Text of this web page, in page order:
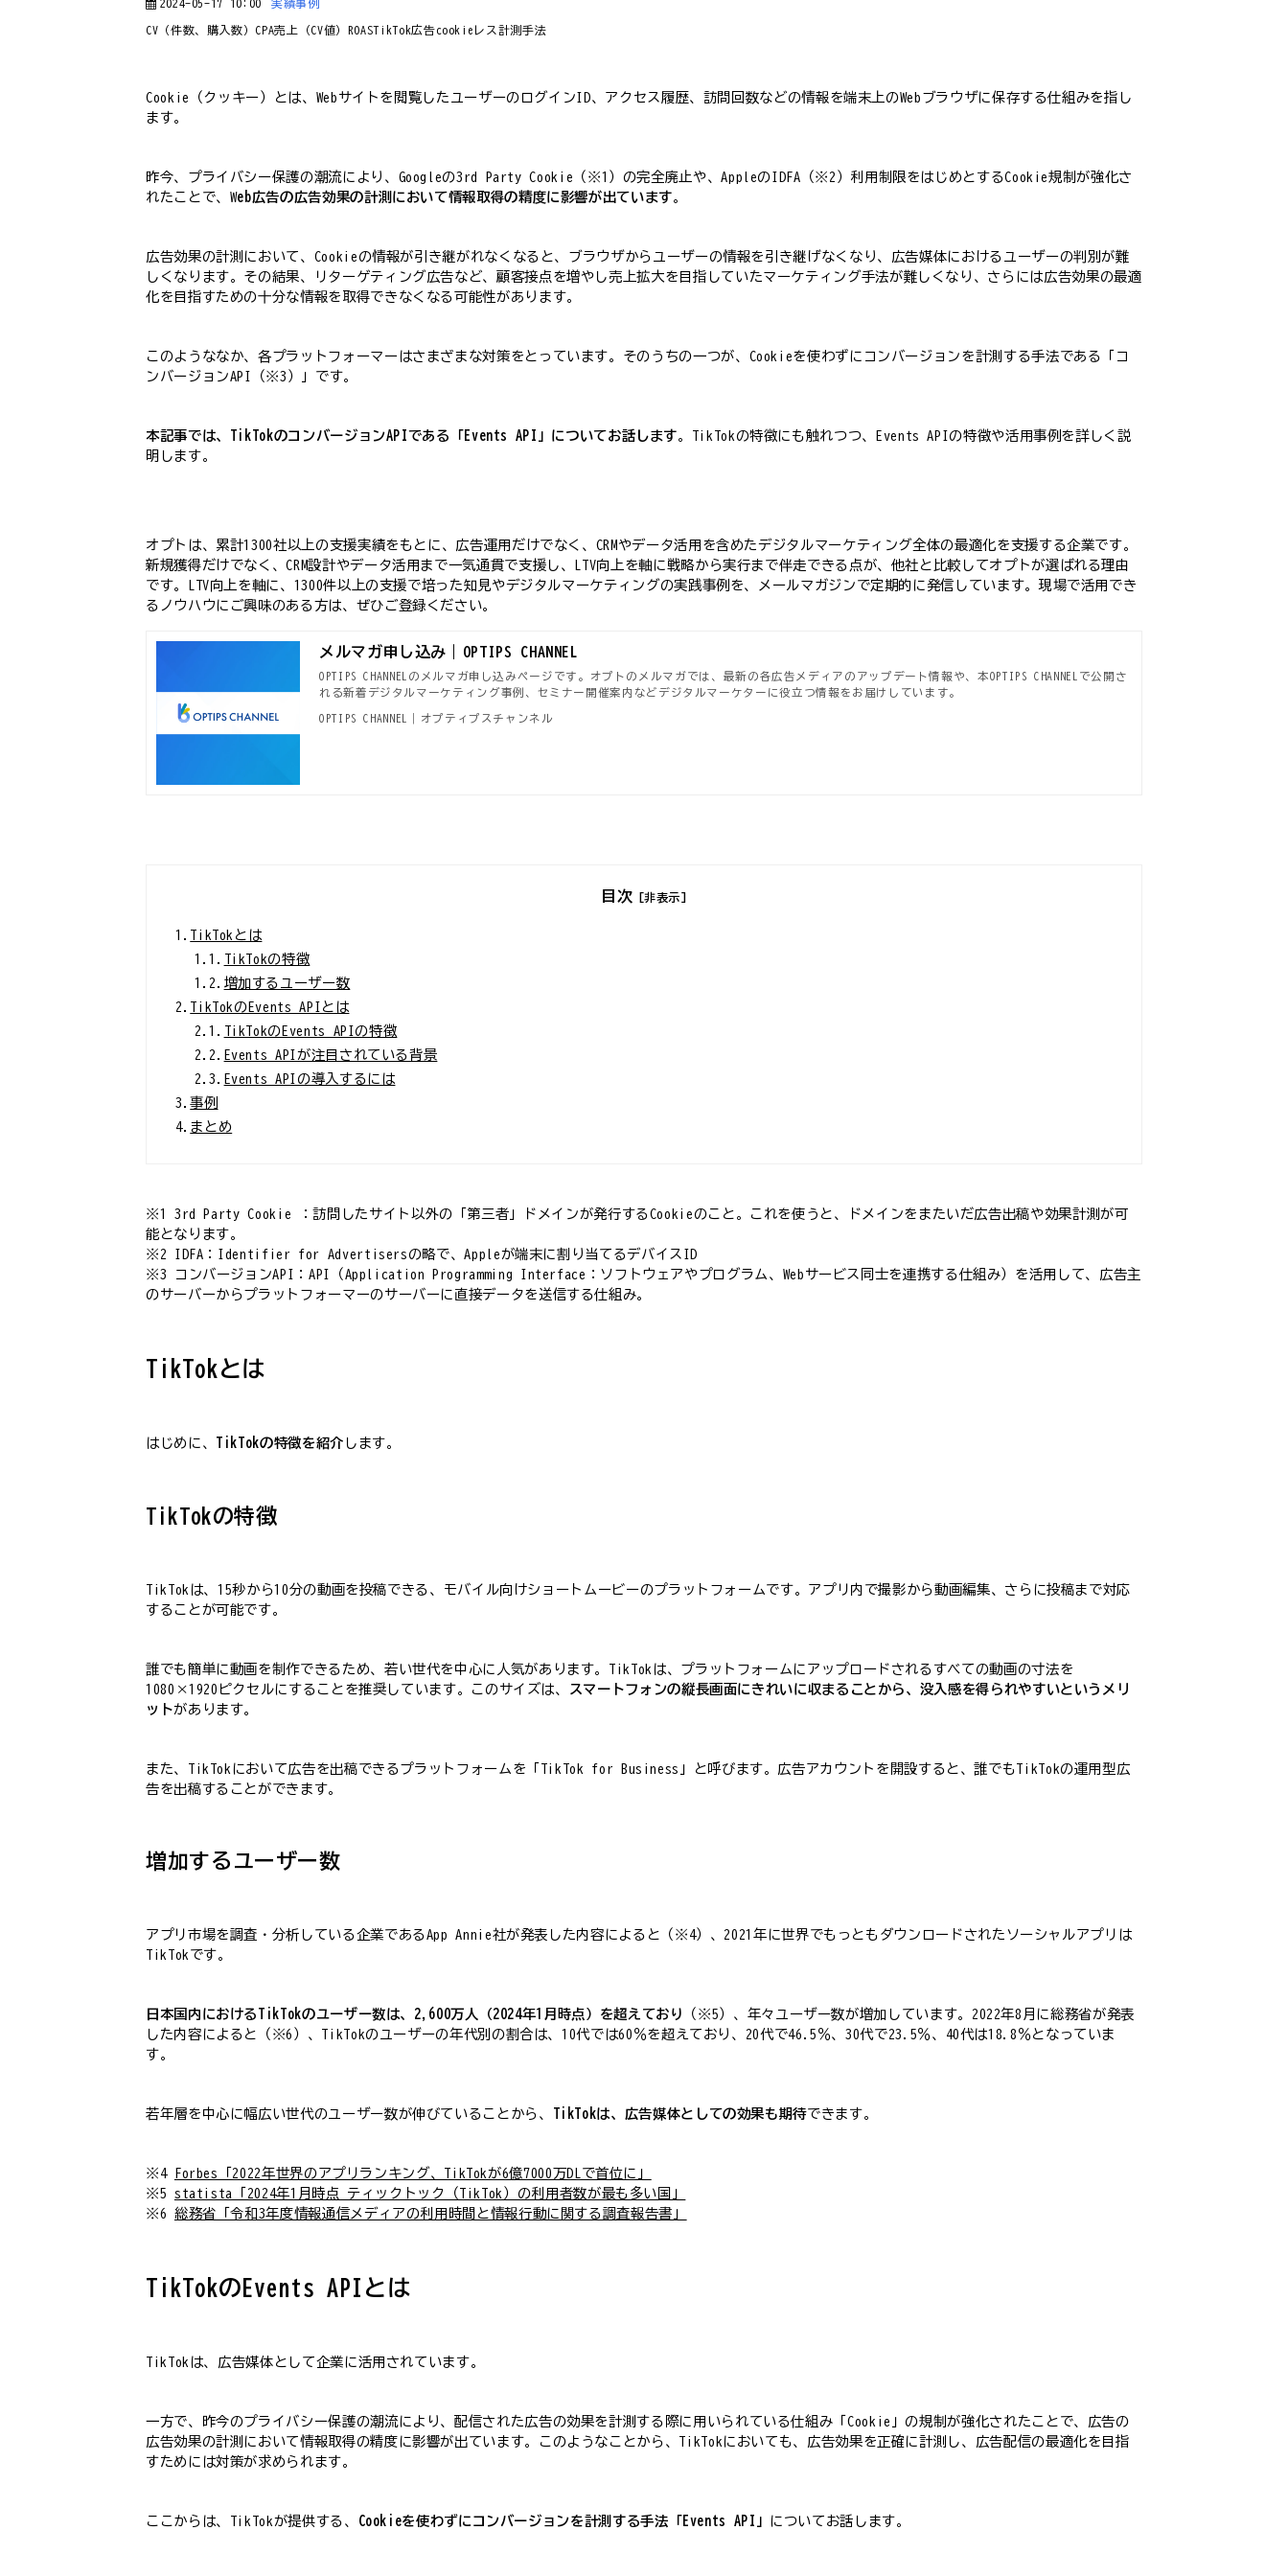
2024-05-17 10:00 実績事例
CV（件数、購入数） CPA売上（CV値） ROASTikTok広告cookieレス 計測手法
Cookie（クッキー）とは、Webサイトを閲覧したユーザーのログインID、アクセス履歴、訪問回数などの情報を端末上のWebブラウザに保存する仕組みを指し
ます。
昨今、プライバシー保護の潮流により、Googleの3rd Party Cookie（※1）の完全廃止や、AppleのIDFA（※2）利用制限をはじめとするCookie規制が強化さ
れたことで、Web広告の広告効果の計測において情報取得の精度に影響が出ています。
広告効果の計測において、Cookieの情報が引き継がれなくなると、ブラウザからユーザーの情報を引き継げなくなり、広告媒体におけるユーザーの判別が難
しくなります。その結果、リターゲティング広告など、顧客接点を増やし売上拡大を目指していたマーケティング手法が難しくなり、さらには広告効果の最適
化を目指すための十分な情報を取得できなくなる可能性があります。
このようななか、各プラットフォーマーはさまざまな対策をとっています。そのうちの一つが、Cookieを使わずにコンバージョンを計測する手法である「コ
ンバージョンAPI（※3）」です。
本記事では、TikTokのコンバージョンAPIである「Events API」についてお話します。TikTokの特徴にも触れつつ、Events APIの特徴や活用事例を詳しく説
明します。
オプトは、累計1300社以上の支援実績をもとに、広告運用だけでなく、CRMやデータ活用を含めたデジタルマーケティング全体の最適化を支援する企業です。
新規獲得だけでなく、CRM設計やデータ活用まで一気通貫で支援し、LTV向上を軸に戦略から実行まで伴走できる点が、他社と比較してオプトが選ばれる理由
です。LTV向上を軸に、1300件以上の支援で培った知見やデジタルマーケティングの実践事例を、メールマガジンで定期的に発信しています。現場で活用でき
るノウハウにご興味のある方は、ぜひご登録ください。
メルマガ申し込み｜OPTIPS CHANNEL
OPTIPS CHANNELのメルマガ申し込みページです。オプトのメルマガでは、最新の各広告メディアのアップデート情報や、本OPTIPS CHANNELで公開さ
れる新着デジタルマーケティング事例、セミナー開催案内などデジタルマーケターに役立つ情報をお届けしています。
OPTIPS CHANNEL｜オプティプスチャンネル
目次 [非表示]
1. TikTokとは
1.1. TikTokの特徴
1.2. 増加するユーザー数
2. TikTokのEvents APIとは
2.1. TikTokのEvents APIの特徴
2.2. Events APIが注目されている背景
2.3. Events APIの導入するには
3.事例
4. まとめ
※1 3rd Party Cookie ：訪問したサイト以外の「第三者」ドメインが発行するCookieのこと。これを使うと、ドメインをまたいだ広告出稿や効果計測が可
能となります。
※2 IDFA：Identifier for Advertisersの略で、Appleが端末に割り当てるデバイスID
※3 コンバージョンAPI：API（Application Programming Interface：ソフトウェアやプログラム、Webサービス同士を連携する仕組み）を活用して、広告主
のサーバーからプラットフォーマーのサーバーに直接データを送信する仕組み。
TikTokとは
はじめに、 TikTokの特徴を紹介 します。
TikTokの特徴
TikTokは、15秒から10分の動画を投稿できる、モバイル向けショートムービーのプラットフォームです。アプリ内で撮影から動画編集、さらに投稿まで対応
することが可能です。
誰でも簡単に動画を制作できるため、若い世代を中心に人気があります。TikTokは、プラットフォームにアップロードされるすべての動画の寸法を
1080×1920ピクセルにすることを推奨しています。このサイズは、
スマートフォンの縦長画面にきれいに収まることから、没入感を得られやすいというメリ
ットがあります。
また、TikTokにおいて広告を出稿できるプラットフォームを「TikTok for Business」と呼びます。広告アカウントを開設すると、誰でもTikTokの運用型広
告を出稿することができます。
増加するユーザー数
アプリ市場を調査・分析している企業であるApp Annie社が発表した内容によると（※4）、2021年に世界でもっともダウンロードされたソーシャルアプリは
TikTokです。
日本国内におけるTikTokのユーザー数は、2,600万人（2024年1月時点）を超えており
（※5）、年々ユーザー数が増加しています。2022年8月に総務省が発表
した内容によると（※6）、TikTokのユーザーの年代別の割合は、10代では60％を超えており、20代で46.5％、30代で23.5％、40代は18.8％となっていま
す。
若年層を中心に幅広い世代のユーザー数が伸びていることから、 TikTokは、広告媒体としての効果も期待できます。
※4
Forbes「2022年世界のアプリランキング、TikTokが6億7000万DLで首位に」
※5 statista「2024年1月時点 ティックトック（TikTok）の利用者数が最も多い国」
※6 総務省「令和3年度情報通信メディアの利用時間と情報行動に関する調査報告書」
TikTokのEvents APIとは
TikTokは、広告媒体として企業に活用されています。
一方で、昨今のプライバシー保護の潮流により、配信された広告の効果を計測する際に用いられている仕組み「Cookie」の規制が強化されたことで、広告の
広告効果の計測において情報取得の精度に影響が出ています。このようなことから、TikTokにおいても、広告効果を正確に計測し、広告配信の最適化を目指
すためには対策が求められます。
ここからは、TikTokが提供する、 Cookieを使わずにコンバージョンを計測する手法「Events API」 についてお話します。